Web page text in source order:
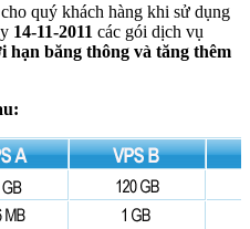
quý khách hàng khi sử dụng
14-11-2011 các gói dịch vụ
hạn băng thông và tăng thêm